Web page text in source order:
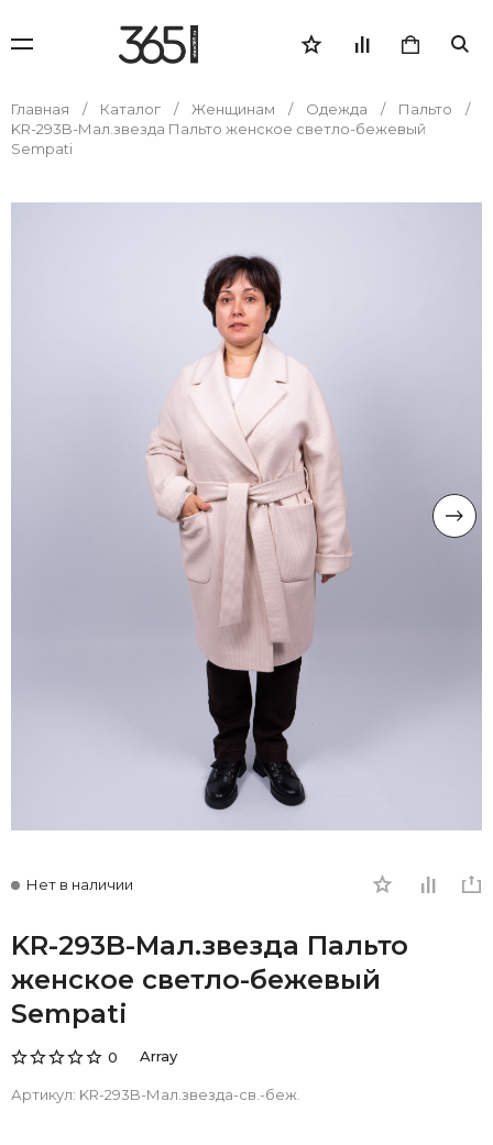
Главная Каталог Женщинам Одежда
Пальто
KR-293B-Мал.звезда Пальто женское светло-бежевый
Sempati
Нет в наличии
KR-293B-Мал.звезда Пальто
женское светло-бежевый
Sempati
0 Array
Артикул: KR-293B-Мал.звезда-св.-беж.